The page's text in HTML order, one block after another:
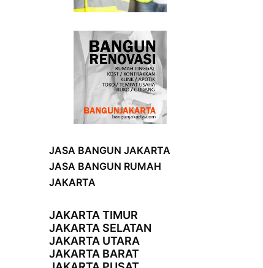
JASA BANGUN JAKARTA
JASA BANGUN RUMAH
JAKARTA
JAKARTA TIMUR
JAKARTA SELATAN
JAKARTA UTARA
JAKARTA BARAT